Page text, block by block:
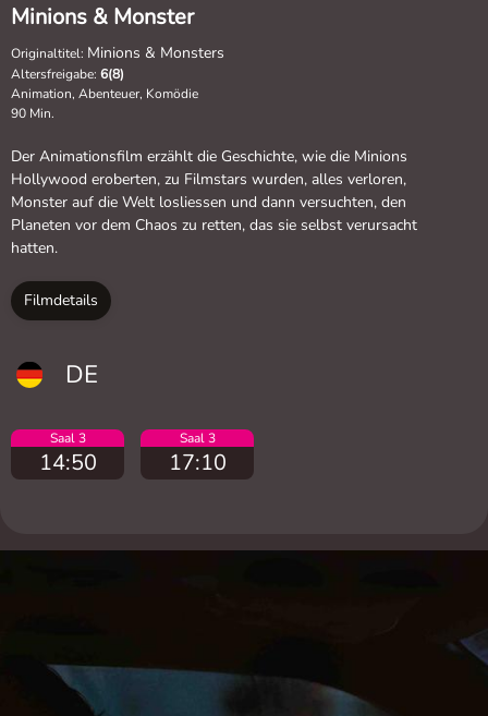
Minions & Monster
Originaltitel: Minions & Monsters
Altersfreigabe: 6(8)
Animation, Abenteuer, Komödie
90 Min.
Der Animationsfilm erzählt die Geschichte, wie die Minions
Hollywood eroberten, zu Filmstars wurden, alles verloren,
Monster auf die Welt losliessen und dann versuchten, den
Planeten vor dem Chaos zu retten, das sie selbst verursacht
hatten.
Filmdetails
DE
Saal 3
14:50
Saal 3
17:10